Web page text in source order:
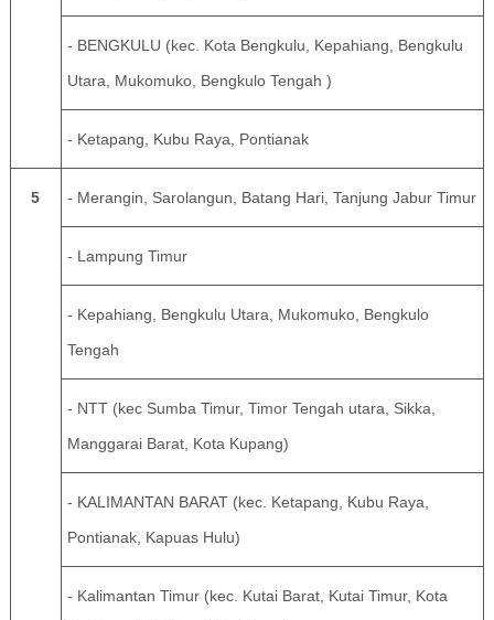
- BENGKULU (kec. Kota Bengkulu, Kepahiang, Bengkulu
Utara, Mukomuko, Bengkulo Tengah )
- Ketapang, Kubu Raya, Pontianak
5 - Merangin, Sarolangun, Batang Hari, Tanjung Jabur Timur
- Lampung Timur
- Kepahiang, Bengkulu Utara, Mukomuko, Bengkulo
Tengah
- NTT (kec Sumba Timur, Timor Tengah utara, Sikka,
Manggarai Barat, Kota Kupang)
- KALIMANTAN BARAT (kec. Ketapang, Kubu Raya,
Pontianak, Kapuas Hulu)
- Kalimantan Timur (kec. Kutai Barat, Kutai Timur, Kota